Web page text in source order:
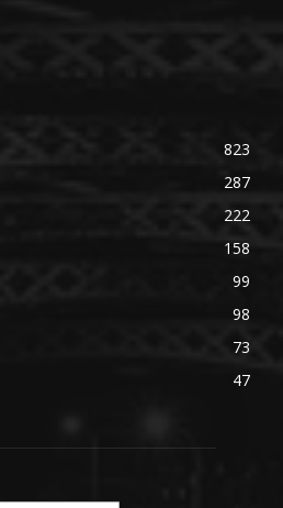
823
287
222
158
99
98
73
47